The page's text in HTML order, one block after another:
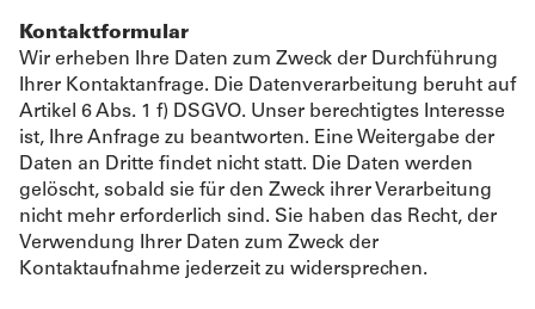
Kontaktformular
Wir erheben Ihre Daten zum Zweck der Durchführung
Ihrer Kontaktanfrage. Die Datenverarbeitung beruht auf
Artikel 6 Abs. 1 f) DSGVO. Unser berechtigtes Interesse
ist, Ihre Anfrage zu beantworten. Eine Weitergabe der
Daten an Dritte findet nicht statt. Die Daten werden
gelöscht, sobald sie für den Zweck ihrer Verarbeitung
nicht mehr erforderlich sind. Sie haben das Recht, der
Verwendung Ihrer Daten zum Zweck der
Kontaktaufnahme jederzeit zu widersprechen.